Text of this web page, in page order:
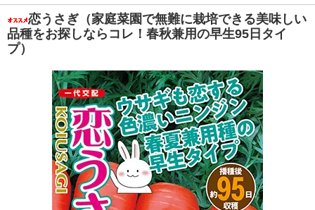
恋うさぎ（家庭菜園で無難に栽培できる美味しい
品種をお探しならコレ！春秋兼用の早生95日タイ
プ）